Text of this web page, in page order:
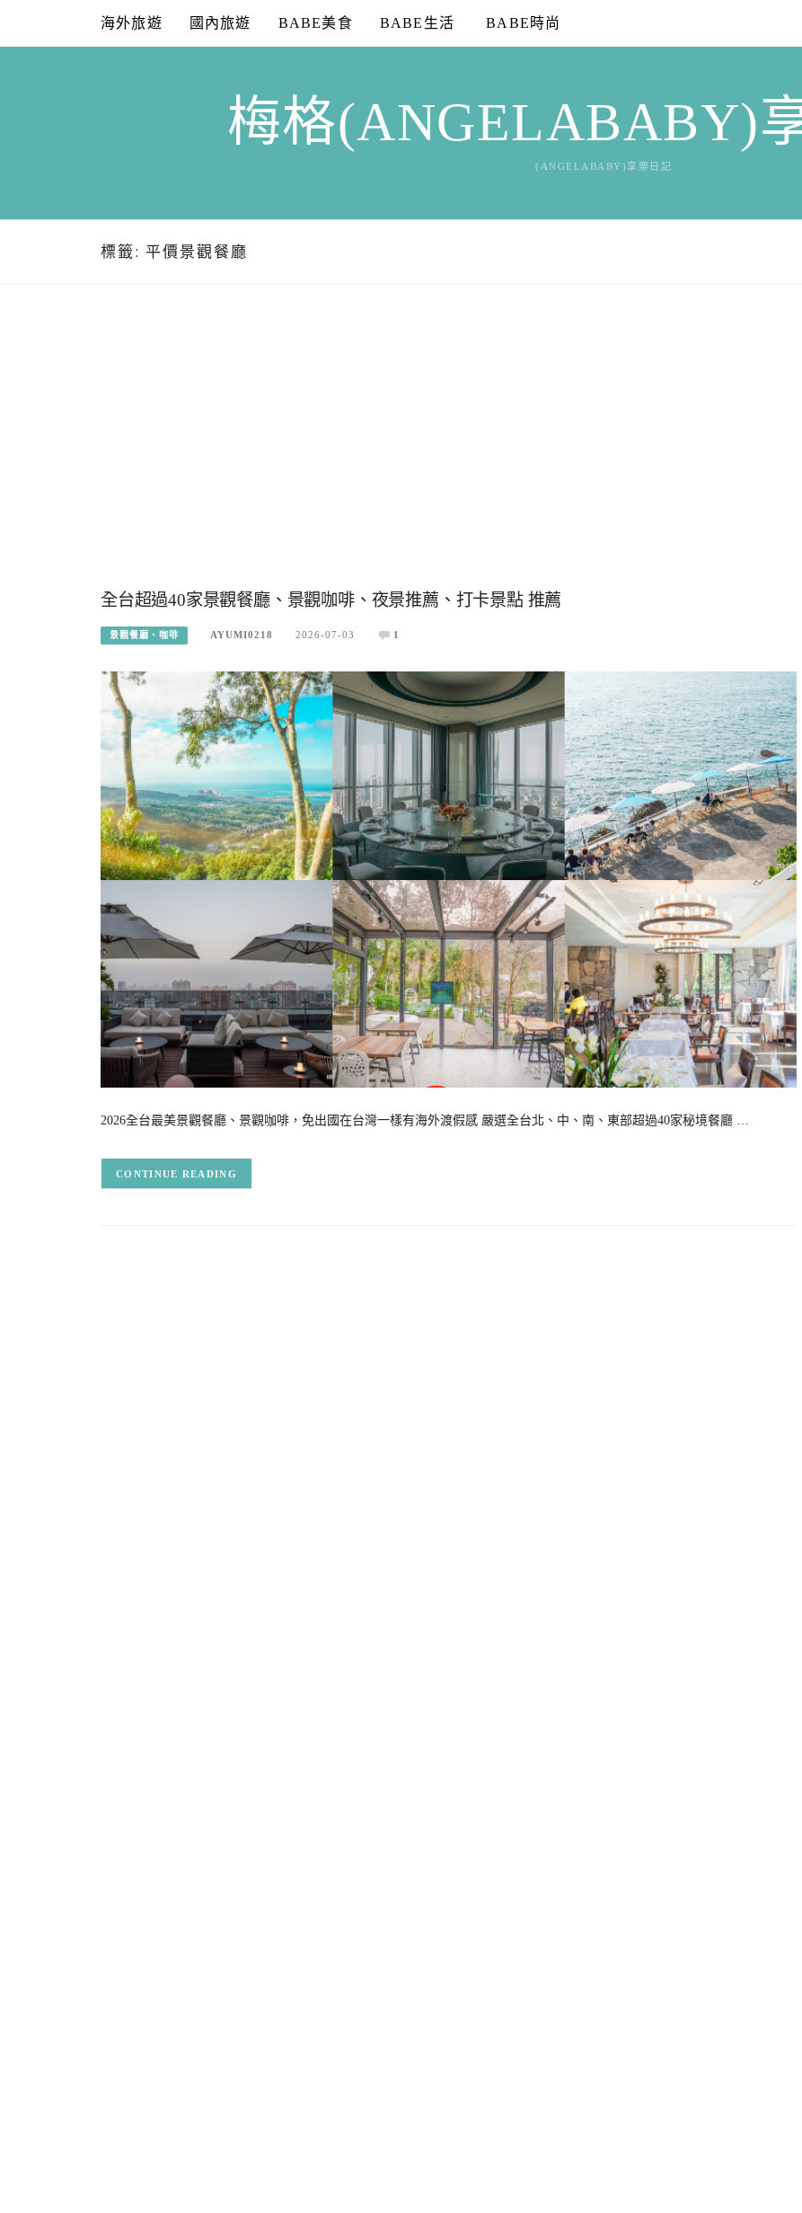
content
海外旅遊 國內旅遊 BABE美食 BABE生活 BABE時尚
梅格(ANGELABABY)
(ANGELABABY)享樂日記
標籤: 平價景觀餐廳
全台超過40家景觀餐廳、景觀咖啡、夜景推薦、打卡景點 推薦
景觀餐廳、咖啡 AYUMI0218 2026-07-03 1
2026全台最美景觀餐廳、景觀咖啡，免出國在台灣一樣有海外渡假感 嚴選全台北、中、南、東部超過40家秘境餐廳 …
CONTINUE READING